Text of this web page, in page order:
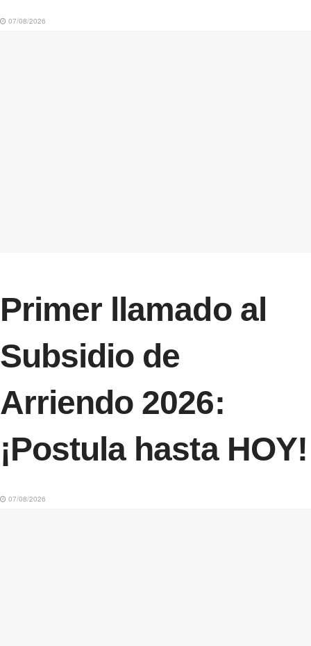
07/08/2026
Primer llamado al
Subsidio de
Arriendo 2026:
¡Postula hasta HOY!
07/08/2026